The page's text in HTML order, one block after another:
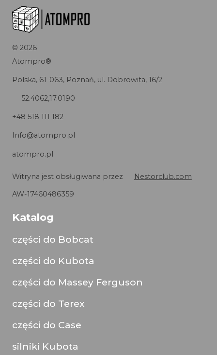
© 2026
Atompro®
Polska, 61-063, Poznań, ul. Dobrowita, 16/2
52.4062,17.0190
+48 518 111 182
Info@atompro.pl
atompro.pl
Witryna jest obsługiwana przez
Nestorclub.com
AW-17460486359
Katalog
części do Bobcat
części do Kubota
części do Massey Ferguson
części do Terex
części do Case
silniki Kubota